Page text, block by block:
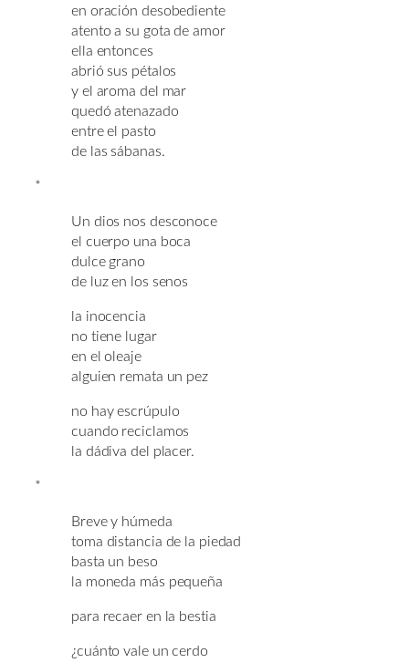
en oración desobediente
atento a su gota de amor
ella entonces
abrió sus pétalos
y el aroma del mar
quedó atenazado
entre el pasto
de las sábanas.
*
Un dios nos desconoce
el cuerpo una boca
dulce grano
de luz en los senos
la inocencia
no tiene lugar
en el oleaje
alguien remata un pez
no hay escrúpulo
cuando reciclamos
la dádiva del placer.
*
Breve y húmeda
toma distancia de la piedad
basta un beso
la moneda más pequeña
para recaer en la bestia
¿cuánto vale un cerdo